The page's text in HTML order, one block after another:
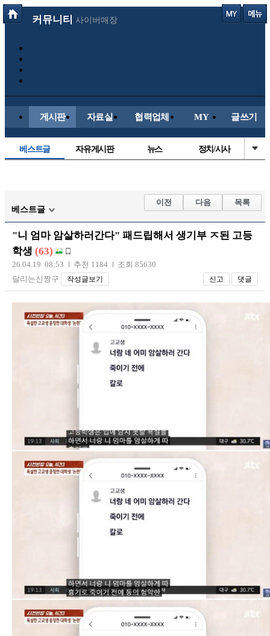
커뮤니티 사이버매장
게시판 자료실 협력업체 MY 글쓰기
베스트글 자유게시판 뉴스 정치/시사
해외축구
국내축구
베스트글
이전 다음 목록
"니 엄마 암살하러간다" 패드립해서 생기부 ㅈ된 고등
학생 (63)
26.04.19 08:53 추천 1184
조회 85630
달리는신짱구
작성글보기 신고 댓글